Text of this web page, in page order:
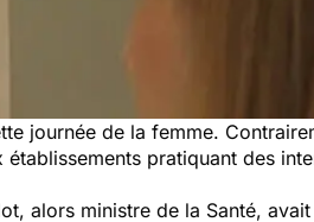
journée de la femme.
pratiquant des
alors ministre de la Santé,